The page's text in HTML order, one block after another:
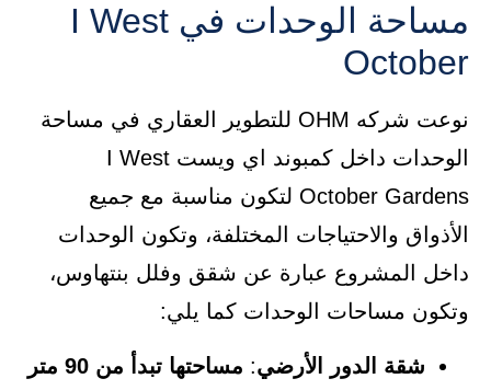
مساحة الوحدات في I West
October
نوعت شركه OHM للتطوير العقاري في مساحة
الوحدات داخل كمبوند اي ويست I West
October Gardens لتكون مناسبة مع جميع
الأذواق والاحتياجات المختلفة، وتكون الوحدات
داخل المشروع عبارة عن شقق وفلل بنتهاوس،
وتكون مساحات الوحدات كما يلي:
شقة الدور الأرضي:
مساحتها تبدأ من 90 متر